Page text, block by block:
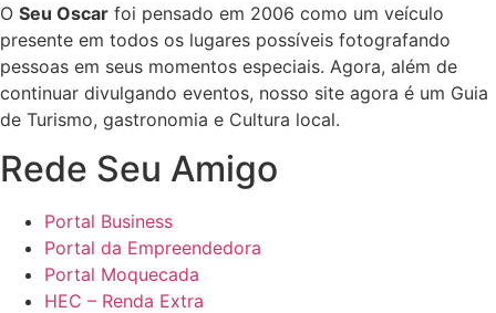
O Seu Oscar foi pensado em 2006 como um veículo
presente em todos os lugares possíveis fotografando
pessoas em seus momentos especiais. Agora, além de
continuar divulgando eventos, nosso site agora é um Guia
de Turismo, gastronomia e Cultura local.
Rede Seu Amigo
Portal Business
Portal da Empreendedora
Portal Moquecada
HEC – Renda Extra